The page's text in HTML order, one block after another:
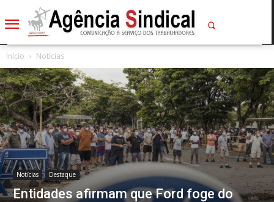
Início Notícias
Notícias Destaque
Entidades afirmam que Ford foge do